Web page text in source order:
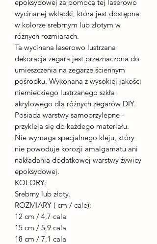
epoksydowej za pomocą tej laserowo
wycinanej wkładki, która jest dostępna
w kolorze srebrnym lub złotym w
różnych rozmiarach.
Ta wycinana laserowo lustrzana
dekoracja zegara jest przeznaczona do
umieszczenia na zegarze ściennym
pośrodku. Wykonana z wysokiej jakości
niemieckiego lustrzanego szkła
akrylowego dla różnych zegarów DIY.
Posiada warstwy samoprzylepne -
przykleja się do każdego materiału.
Nie wymaga specjalnego kleju, który
nie powoduje korozji amalgamatu ani
nakładania dodatkowej warstwy żywicy
epoksydowej.
KOLORY:
Srebrny lub złoty.
ROZMIARY ( cm / cale):
12 cm / 4,7 cala
15 cm / 5,9 cala
18 cm / 7,1 cala